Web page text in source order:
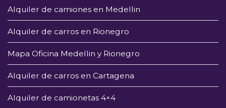
Alquiler de camiones en Medellin
Alquiler de carros en Rionegro
Mapa Oficina Medellin y Rionegro
Alquiler de carros en Cartagena
Alquiler de camionetas 4×4